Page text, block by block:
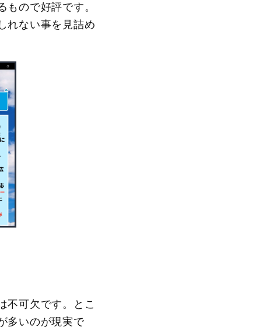
ので好評です。
れない事を見詰め
不可欠です。とこ
多いのが現実で